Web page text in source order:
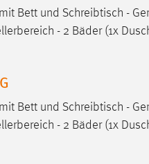
Bett und Schreibtisch -
- 2 Bäder (1x
Bett und Schreibtisch -
- 2 Bäder (1x